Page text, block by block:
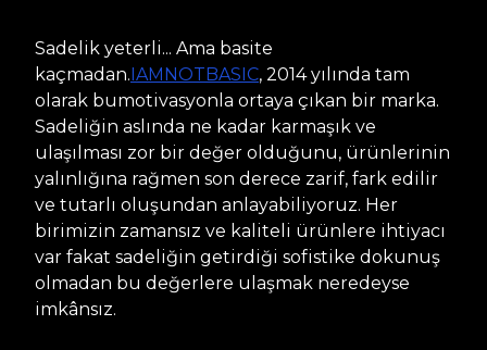
Sadelik yeterli... Ama basite
kaçmadan.IAMNOTBASIC, 2014 yılında tam
olarak bumotivasyonla ortaya çıkan bir marka.
Sadeliğin aslında ne kadar karmaşık ve
ulaşılması zor bir değer olduğunu, ürünlerinin
yalınlığına rağmen son derece zarif, fark edilir
ve tutarlı oluşundan anlayabiliyoruz. Her
birimizin zamansız ve kaliteli ürünlere ihtiyacı
var fakat sadeliğin getirdiği sofistike dokunuş
olmadan bu değerlere ulaşmak neredeyse
imkânsız.